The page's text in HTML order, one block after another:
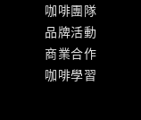
咖啡團隊
品牌活動
商業合作
咖啡學習